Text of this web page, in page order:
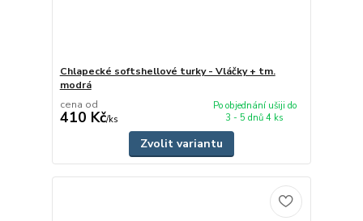
Chlapecké softshellové turky - Vláčky + tm.
modrá
cena od
410 Kč/ks
Po objednání ušiji do
3 - 5 dnů 4 ks
Zvolit variantu